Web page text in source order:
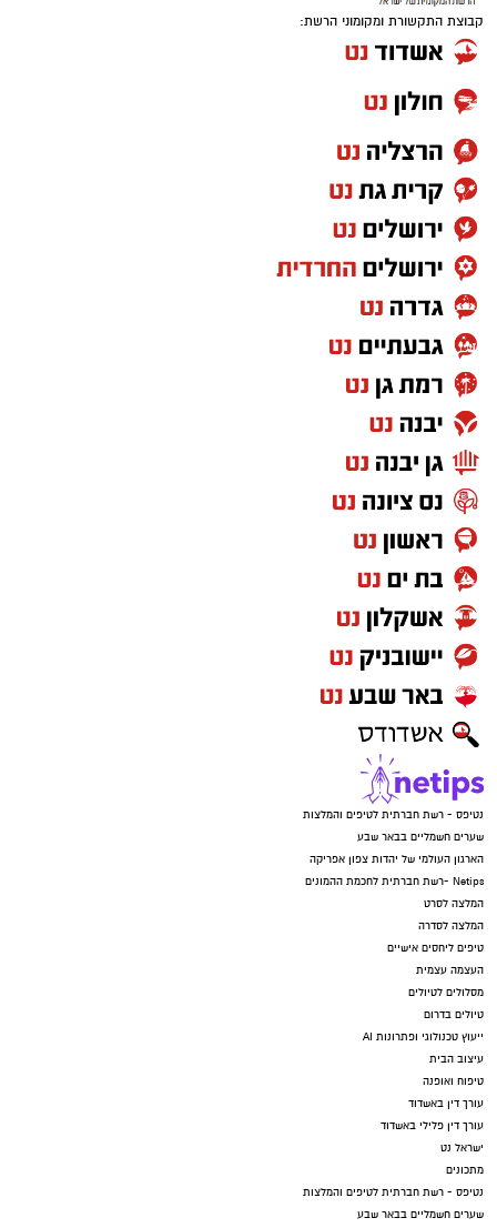
קבוצת התקשורת ומקומוני הרשת:
נטיפס - רשת חברתית לטיפים והמלצות
שערים חשמליים בבאר שבע
הארגון העולמי של יהדות צפון אפריקה
Netips -רשת חברתית לחכמת ההמונים
המלצה לסרט
המלצה לסדרה
טיפים ליחסים אישיים
העצמה עצמית
מסלולים לטיולים
טיולים בדרום
ייעוץ טכנולוגי ופתרונות AI
עיצוב הבית
טיפוח ואופנה
עורך דין באשדוד
עורך דין פלילי באשדוד
ישראל נט
מתכונים
נטיפס - רשת חברתית לטיפים והמלצות
שערים חשמליים בבאר שבע